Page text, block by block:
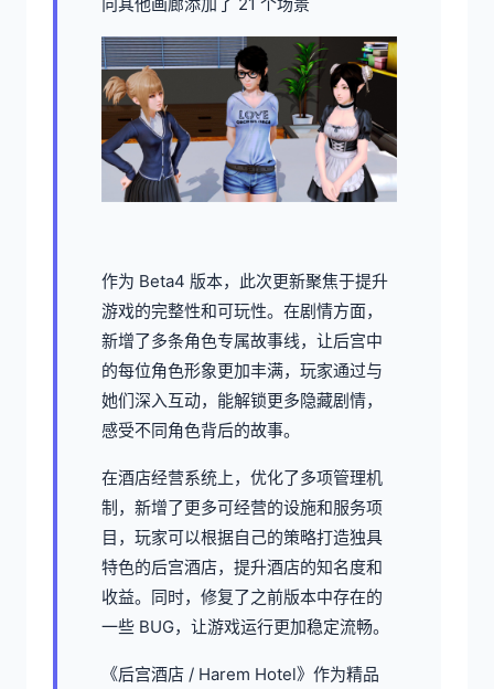
作为 Beta4 版本，此次更新聚焦于提升
游戏的完整性和可玩性。在剧情方面，
新增了多条角色专属故事线，让后宫中
的每位角色形象更加丰满，玩家通过与
她们深入互动，能解锁更多隐藏剧情，
感受不同角色背后的故事。
在酒店经营系统上，优化了多项管理机
制，新增了更多可经营的设施和服务项
目，玩家可以根据自己的策略打造独具
特色的后宫酒店，提升酒店的知名度和
收益。同时，修复了之前版本中存在的
一些 BUG，让游戏运行更加稳定流畅。
《后宫酒店 / Harem Hotel》作为精品